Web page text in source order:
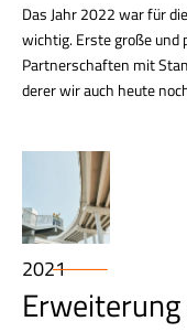
Das Jahr 2022 war für
wichtig. Erste große und
Partnerschaften mit
derer wir auch heute
2021